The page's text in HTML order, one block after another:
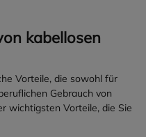
kabellosen
Vorteile, die sowohl für
Gebrauch von
wichtigsten Vorteile, die Sie